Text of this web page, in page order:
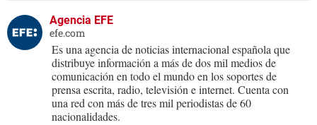
Agencia EFE
efe.com
Es una agencia de noticias internacional española que
distribuye información a más de dos mil medios de
comunicación en todo el mundo en los soportes de
prensa escrita, radio, televisión e internet. Cuenta con
una red con más de tres mil periodistas de 60
nacionalidades.